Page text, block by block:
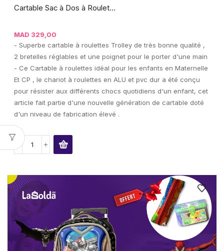
Cartable Sac à Dos à Roulet...
MAD 329,00
- Superbe cartable à roulettes Trolley de très bonne qualité ,
2 bretelles réglables et une poignet pour le porter d'une main
- Ce Cartable à roulettes idéal pour les enfants en Maternelle
Et CP , le chariot à roulettes en ALU et pvc dur a été conçu
pour résister aux différents chocs quotidiens d'un enfant, cet
article fait partie d'une nouvelle génération de cartable doté
d'un niveau de fabrication élevé .